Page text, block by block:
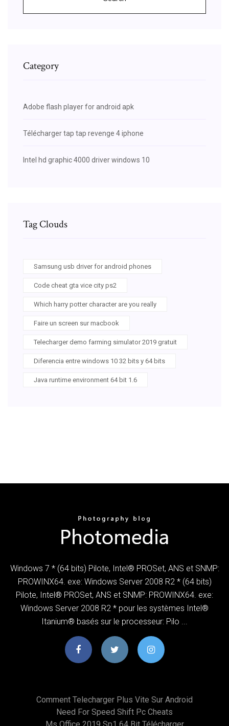
Category
Adobe flash player for android apk
Télécharger tap tap revenge 4 iphone
Intel hd graphic 4000 driver windows 10
Tag Clouds
Samsung usb driver for android phones
Code cheat gta vice city ps2
Which harry potter character are you really
Faire un screen sur macbook
Telecharger demo farming simulator 2019 gratuit
Diferencia entre windows 10 32 bits y 64 bits
Java runtime environment 64 bit 1.6
Windows 7 * (64 bits) Pilote, Intel® PROSet, ANS et SNMP:
PROWINX64. exe: Windows Server 2008 R2 * (64 bits)
Pilote, Intel® PROSet, ANS et SNMP: PROWINX64. exe:
Windows Server 2008 R2 * pour les systèmes Intel®
Itanium® basés sur le processeur: Pilo ...
Comment Telecharger Plus Vite Sur Android
Need For Speed Shift Pc Cheats